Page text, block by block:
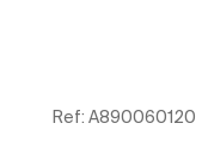
Ref: A890060120